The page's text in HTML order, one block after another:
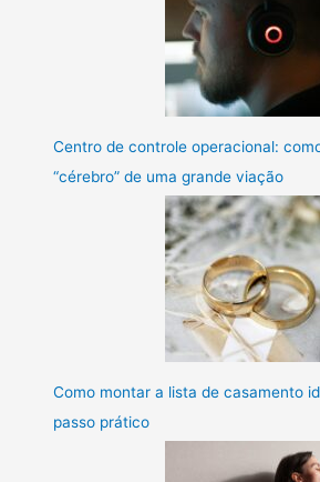
Centro de controle operacional:
“cérebro” de uma grande viação
Como montar a lista de casamento
passo prático